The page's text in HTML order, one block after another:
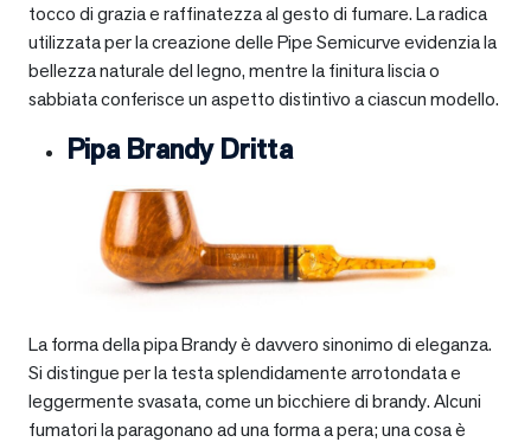
tocco di grazia e raffinatezza al gesto di fumare. La radica
utilizzata per la creazione delle Pipe Semicurve evidenzia la
bellezza naturale del legno, mentre la finitura liscia o
sabbiata conferisce un aspetto distintivo a ciascun modello.
Pipa Brandy Dritta
La forma della pipa Brandy è davvero sinonimo di eleganza.
Si distingue per la testa splendidamente arrotondata e
leggermente svasata, come un bicchiere di brandy. Alcuni
fumatori la paragonano ad una forma a pera; una cosa è